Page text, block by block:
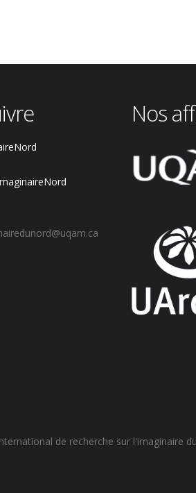
Nos
de recherche sur l'imaginaire